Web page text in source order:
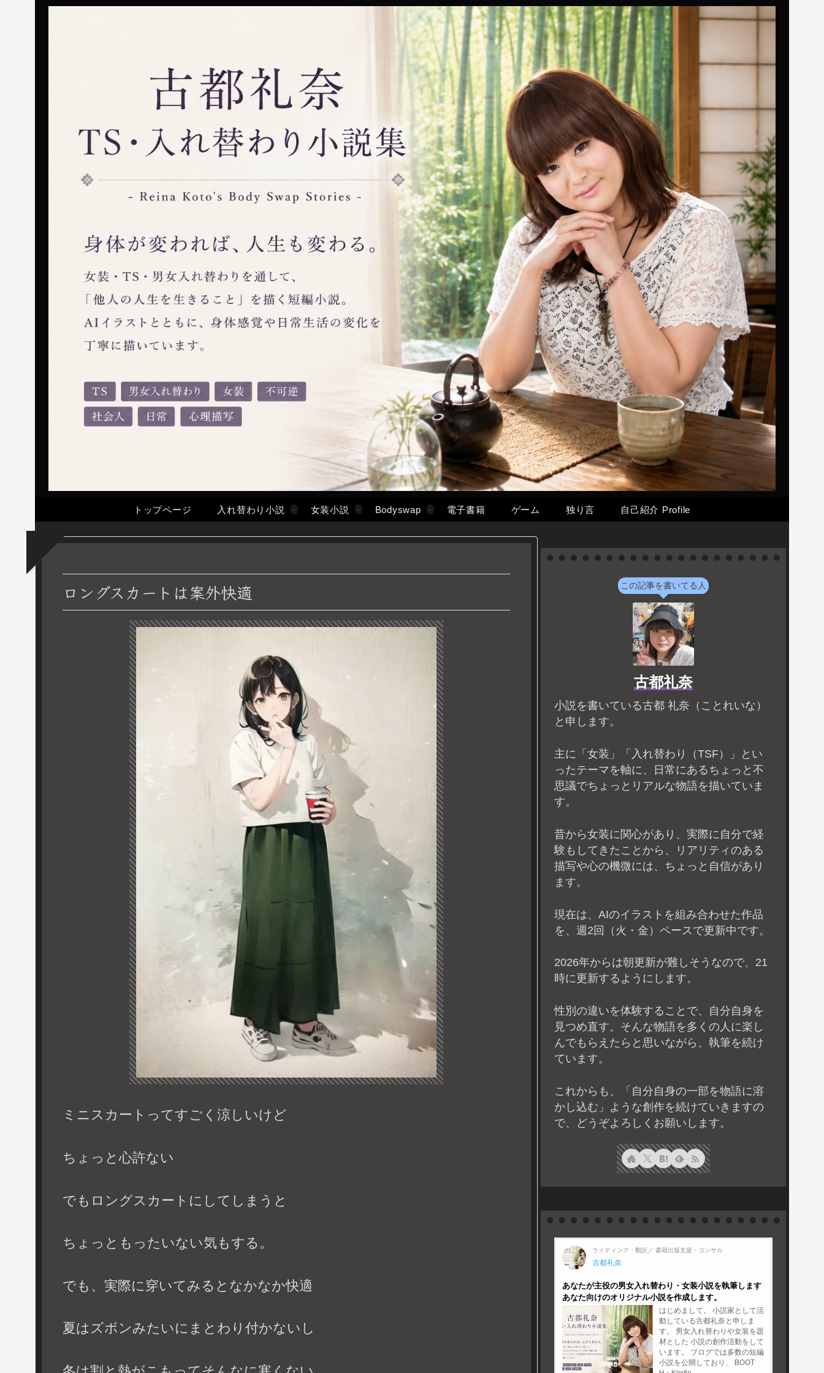
トップページ 入れ替わり小説 女装小説 Bodyswap 電子書籍 ゲーム 独り言 自己紹介 Profile
ロングスカートは案外快適
ミニスカートってすごく涼しいけど
ちょっと心許ない
でもロングスカートにしてしまうと
ちょっともったいない気もする。
でも、実際に穿いてみるとなかなか快適
夏はズボンみたいにまとわり付かないし
この記事を書いてる人
古都礼奈
小説を書いている古都 礼奈（ことれいな）
と申します。
主に「女装」「入れ替わり（TSF）」とい
ったテーマを軸に、日常にあるちょっと不
思議でちょっとリアルな物語を描いていま
す。
昔から女装に関心があり、実際に自分で経
験もしてきたことから、リアリティのある
描写や心の機微には、ちょっと自信があり
ます。
現在は、AIのイラストを組み合わせた作品
を、週2回（火・金）ペースで更新中です。
2026年からは朝更新が難しそうなので、21
時に更新するようにします。
性別の違いを体験することで、自分自身を
見つめ直す。そんな物語を多くの人に楽し
んでもらえたらと思いながら、執筆を続け
ています。
これからも、「自分自身の一部を物語に溶
かし込む」ような創作を続けていきますの
で、どうぞよろしくお願いします。